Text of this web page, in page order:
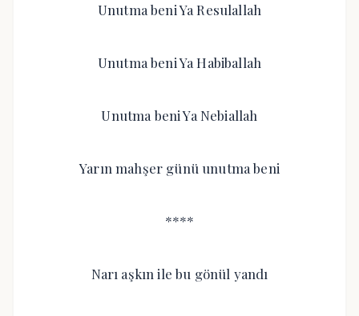
Unutma beni Ya Resulallah
Unutma beni Ya Habiballah
Unutma beni Ya Nebiallah
Yarın mahşer günü unutma beni
****
Narı aşkın ile bu gönül yandı